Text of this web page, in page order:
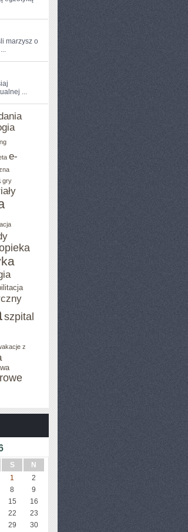
‌marzysz o
...
e-
gry
szpital
z
S
N
1
2
8
9
15
16
22
23
29
30